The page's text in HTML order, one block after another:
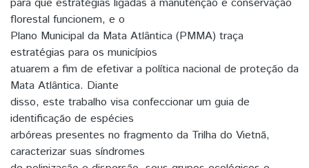
florestal funcionem, e o
Plano Municipal da Mata Atlântica (PMMA) traça
estratégias para os municípios
atuarem a fim de efetivar a política nacional de proteção da
Mata Atlântica. Diante
disso, este trabalho visa confeccionar um guia de
identificação de espécies
arbóreas presentes no fragmento da Trilha do Vietnã,
caracterizar suas síndromes